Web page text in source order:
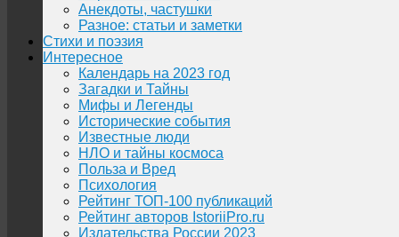
Анекдоты, частушки
Разное: статьи и заметки
Стихи и поэзия
Интересное
Календарь на 2023 год
Загадки и Тайны
Мифы и Легенды
Исторические события
Известные люди
НЛО и тайны космоса
Польза и Вред
Психология
Рейтинг ТОП-100 публикаций
Рейтинг авторов IstoriiPro.ru
Издательства России 2023